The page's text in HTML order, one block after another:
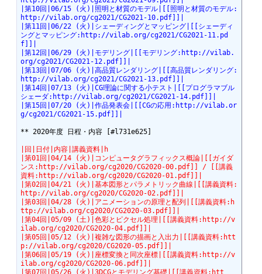
|第10回|06/15 (火)|照明と材質のモデル|[[照明と材質のモデル:
http://vilab.org/cg2021/CG2021-10.pdf]]|
|第11回|06/22 (火)|シェーディングとマッピング|[[シェーディ
ングとマッピング:http://vilab.org/cg2021/CG2021-11.pd
f]]|
|第12回|06/29 (火)|モデリング|[[モデリング:http://vilab.
org/cg2021/CG2021-12.pdf]]|
|第13回|07/06 (火)|高品質レンダリング|[[高品質レンダリング:
http://vilab.org/cg2021/CG2021-13.pdf]]|
|第14回|07/13 (火)|CG理論に関する小テスト|[[プログラマブル
シェーダ:http://vilab.org/cg2021/CG2021-14.pdf]]|
|第15回|07/20 (火)|作品発表会|[[CGの応用:http://vilab.or
g/cg2021/CG2021-15.pdf]]|
** 2020年度 日程・内容 [#l731e625]
|回|日付|内容|講義資料|h
|第01回|04/14 (火)|コンピュータグラフィックス概論|[[ガイダ
ンス:http://vilab.org/cg2020/CG2020-00.pdf]] / [[講義
資料:http://vilab.org/cg2020/CG2020-01.pdf]]|
|第02回|04/21 (火)|基本図形とパラメトリック曲線|[[講義資料:
http://vilab.org/cg2020/CG2020-02.pdf]]|
|第03回|04/28 (火)|アニメーションの原理と配列|[[講義資料:h
ttp://vilab.org/cg2020/CG2020-03.pdf]]|
|第04回|05/09 (土)|色彩とピクセル処理|[[講義資料:http://v
ilab.org/cg2020/CG2020-04.pdf]]|
|第05回|05/12 (火)|複雑な図形の描画と入出力|[[講義資料:htt
p://vilab.org/cg2020/CG2020-05.pdf]]|
|第06回|05/19 (火)|座標変換と同次座標|[[講義資料:http://v
ilab.org/cg2020/CG2020-06.pdf]]|